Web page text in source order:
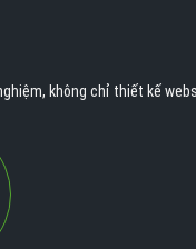
không chỉ thiết kế